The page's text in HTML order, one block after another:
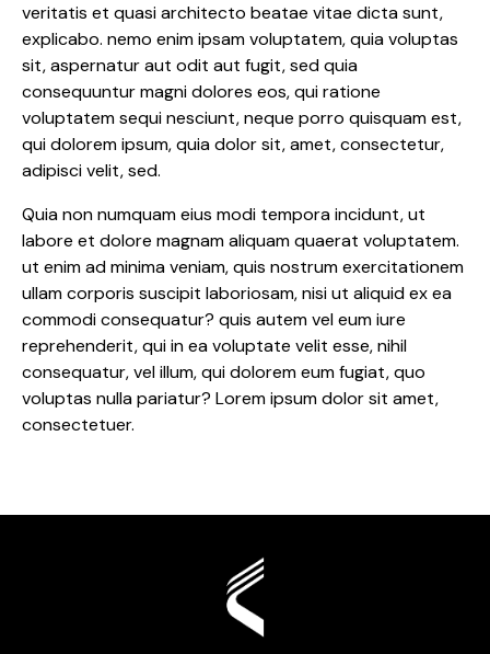
veritatis et quasi architecto beatae vitae dicta sunt,
explicabo. nemo enim ipsam voluptatem, quia voluptas
sit, aspernatur aut odit aut fugit, sed quia
consequuntur magni dolores eos, qui ratione
voluptatem sequi nesciunt, neque porro quisquam est,
qui dolorem ipsum, quia dolor sit, amet, consectetur,
adipisci velit, sed.
Quia non numquam eius modi tempora incidunt, ut
labore et dolore magnam aliquam quaerat voluptatem.
ut enim ad minima veniam, quis nostrum exercitationem
ullam corporis suscipit laboriosam, nisi ut aliquid ex ea
commodi consequatur? quis autem vel eum iure
reprehenderit, qui in ea voluptate velit esse, nihil
consequatur, vel illum, qui dolorem eum fugiat, quo
voluptas nulla pariatur? Lorem ipsum dolor sit amet,
consectetuer.